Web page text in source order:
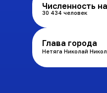
Численность
30 434 человек
Глава города
Нетяга Николай